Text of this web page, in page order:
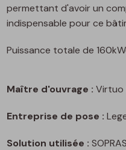
permettant d'avoir un
indispensable pour ce
Puissance totale de
Maître d'ouvrage : Virtuo
Entreprise de pose :
Solution utilisée :